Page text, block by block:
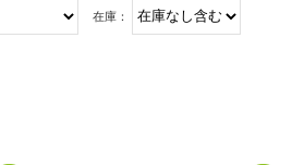
バンブー（BB）
在庫：